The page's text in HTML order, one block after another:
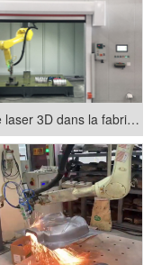
Coupe laser 3D dans la fabrication de véhicules à énergie nouvelle